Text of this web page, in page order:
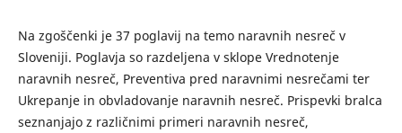
Na zgoščenki je 37 poglavij na temo naravnih nesreč v
Sloveniji. Poglavja so razdeljena v sklope Vrednotenje
naravnih nesreč, Preventiva pred naravnimi nesrečami ter
Ukrepanje in obvladovanje naravnih nesreč. Prispevki bralca
seznanjajo z različnimi primeri naravnih nesreč,